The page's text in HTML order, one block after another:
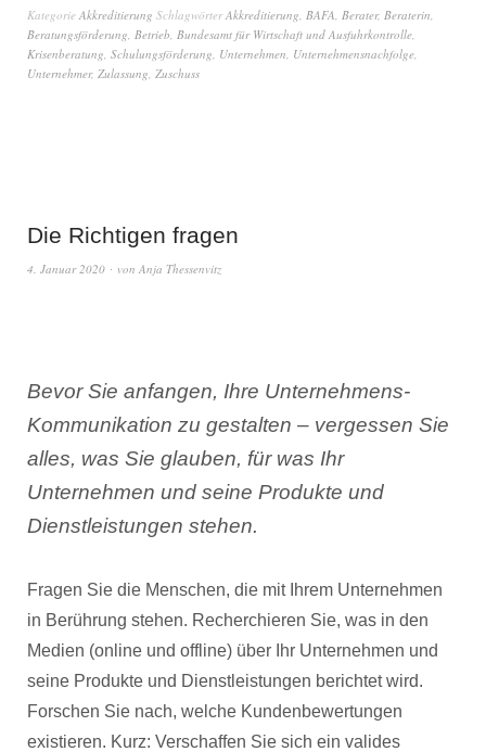
Kategorie Akkreditierung SchlagwörterAkkreditierung, BAFA, Berater, Beraterin,
Beratungsförderung, Betrieb, Bundesamt für Wirtschaft und Ausfuhrkontrolle,
Krisenberatung, Schulungsförderung, Unternehmen, Unternehmensnachfolge,
Unternehmer, Zulassung, Zuschuss
Die Richtigen fragen
4. Januar 2020 von Anja Thessenvitz
Bevor Sie anfangen, Ihre Unternehmens-
Kommunikation zu gestalten – vergessen Sie
alles, was Sie glauben, für was Ihr
Unternehmen und seine Produkte und
Dienstleistungen stehen.
Fragen Sie die Menschen, die mit Ihrem Unternehmen
in Berührung stehen. Recherchieren Sie, was in den
Medien (online und offline) über Ihr Unternehmen und
seine Produkte und Dienstleistungen berichtet wird.
Forschen Sie nach, welche Kundenbewertungen
existieren. Kurz: Verschaffen Sie sich ein valides